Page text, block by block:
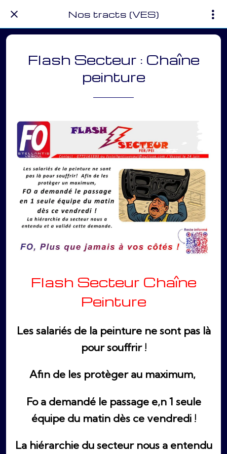
Nos tracts (VES)
Flash Secteur : Chaîne
peinture
Flash Secteur Chaîne
Peinture
Les salariés de la peinture ne sont pas là
pour souffrir !
Afin de les protèger au maximum,
Fo a demandé le passage e,n 1 seule
équipe du matin dès ce vendredi !
La hiérarchie du secteur nous a entendu